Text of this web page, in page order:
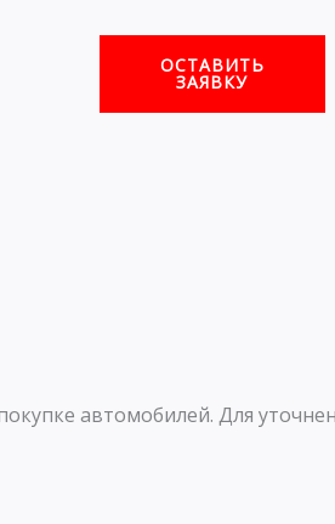
ОСТАВИТЬ
ЗАЯВКУ
автомобилей. Для